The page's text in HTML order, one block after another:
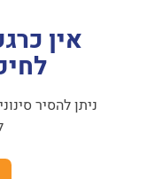
אין
ניתן להסיר